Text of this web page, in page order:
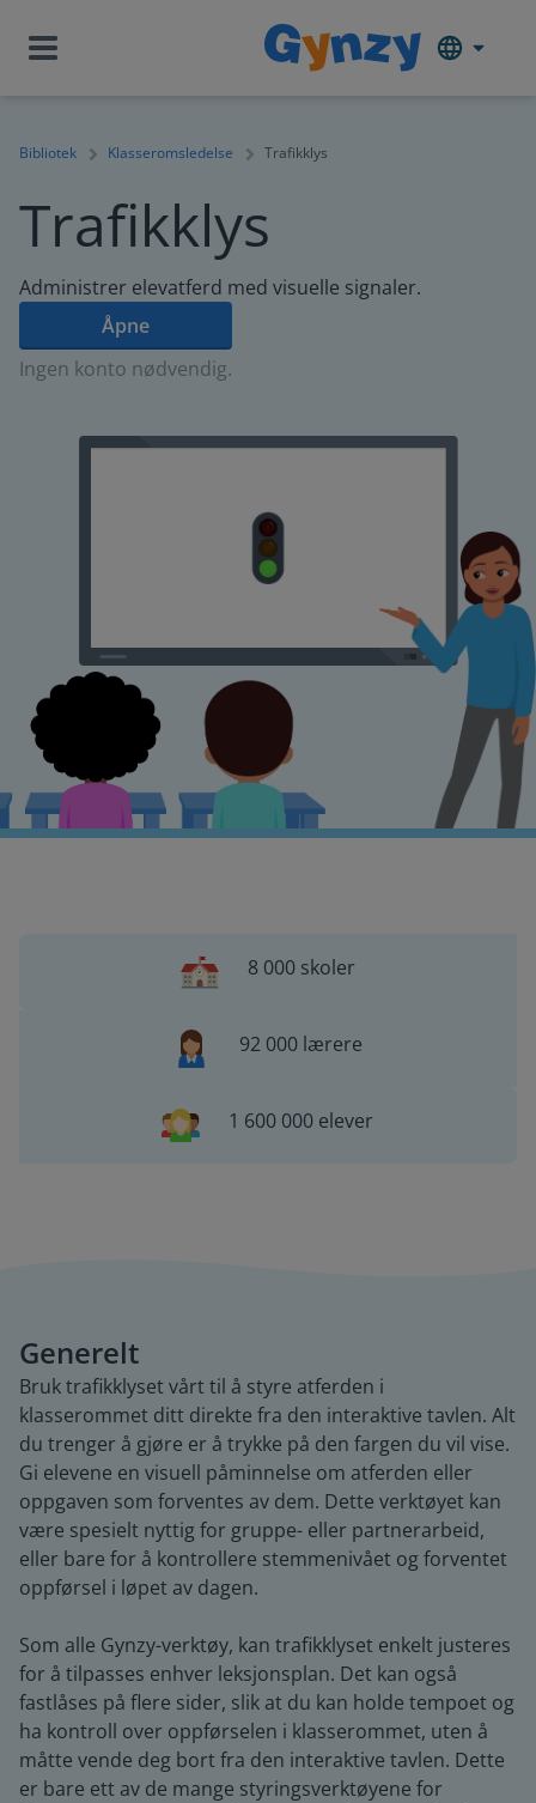
Bibliotek Klasseromsledelse Trafikklys
Trafikklys
Administrer elevatferd med visuelle signaler.
Åpne
Ingen konto nødvendig.
8 000 skoler
92 000 lærere
1 600 000 elever
Generelt
Bruk trafikklyset vårt til å styre atferden i
klasserommet ditt direkte fra den interaktive tavlen. Alt
du trenger å gjøre er å trykke på den fargen du vil vise.
Gi elevene en visuell påminnelse om atferden eller
oppgaven som forventes av dem. Dette verktøyet kan
være spesielt nyttig for gruppe- eller partnerarbeid,
eller bare for å kontrollere stemmenivået og forventet
oppførsel i løpet av dagen.
Som alle Gynzy-verktøy, kan trafikklyset enkelt justeres
for å tilpasses enhver leksjonsplan. Det kan også
fastlåses på flere sider, slik at du kan holde tempoet og
ha kontroll over oppførselen i klasserommet, uten å
måtte vende deg bort fra den interaktive tavlen. Dette
er bare ett av de mange styringsverktøyene for